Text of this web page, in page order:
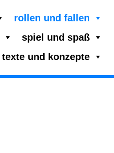
rollen und fallen
spiel und spaß
texte und konzepte